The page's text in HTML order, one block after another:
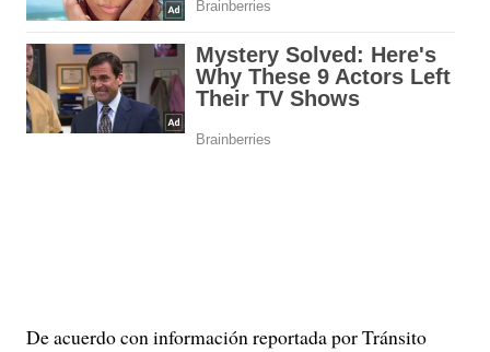
De acuerdo con información reportada por Tránsito